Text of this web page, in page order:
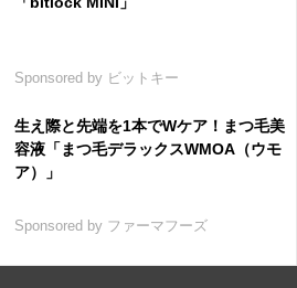
Sponsored by ビットキー
生え際と先端を1本でWケア！まつ毛美
容液「まつ毛デラックスWMOA（ウモ
ア）」
Sponsored by ファーマフーズ